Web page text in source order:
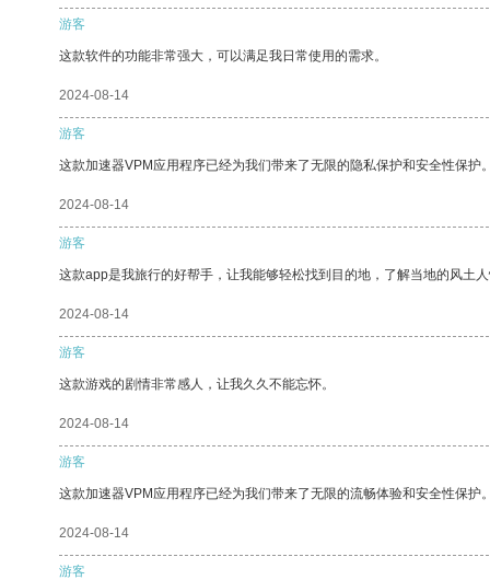
游客
这款软件的功能非常强大，可以满足我日常使用的需求。
2024-08-14
游客
这款加速器VPM应用程序已经为我们带来了无限的隐私保护和安全性保护
2024-08-14
游客
这款app是我旅行的好帮手，让我能够轻松找到目的地，了解当地的风土
2024-08-14
游客
这款游戏的剧情非常感人，让我久久不能忘怀。
2024-08-14
游客
这款加速器VPM应用程序已经为我们带来了无限的流畅体验和安全性保护
2024-08-14
游客